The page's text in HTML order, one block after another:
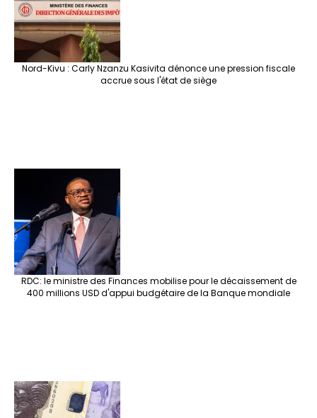
Nord-Kivu : Carly Nzanzu Kasivita dénonce une pression fiscale
accrue sous l'état de siège
RDC: le ministre des Finances mobilise pour le décaissement de
400 millions USD d'appui budgétaire de la Banque mondiale